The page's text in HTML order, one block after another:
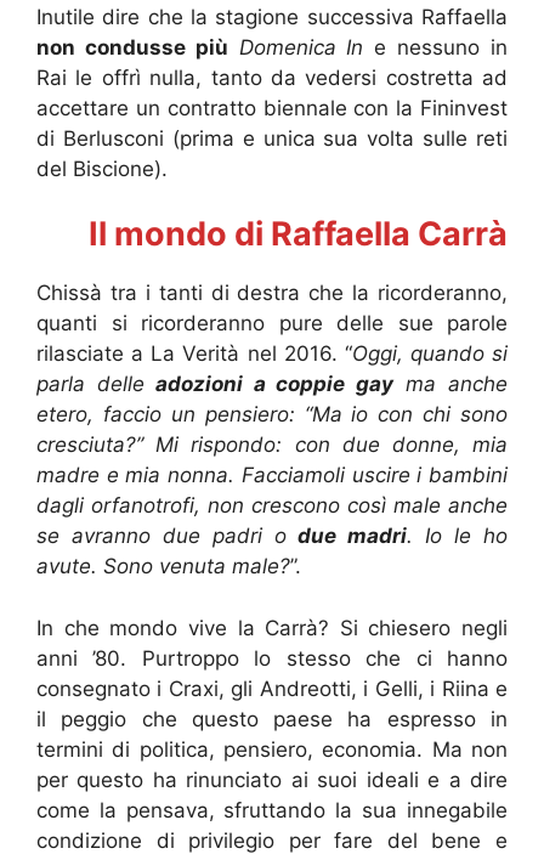
Inutile dire che la stagione successiva Raffaella
non condusse più Domenica In e nessuno in
Rai le offrì nulla, tanto da vedersi costretta ad
accettare un contratto biennale con la Fininvest
di Berlusconi (prima e unica sua volta sulle reti
del Biscione).
Il mondo di Raffaella Carrà
Chissà tra i tanti di destra che la ricorderanno,
quanti si ricorderanno pure delle sue parole
rilasciate a La Verità nel 2016. “Oggi, quando si
parla delle adozioni a coppie gayma anche
etero, faccio un pensiero: “Ma io con chi sono
cresciuta?” Mi rispondo: con due donne, mia
madre e mia nonna. Facciamoli uscire i bambini
dagli orfanotrofi, non crescono così male anche
se avranno due padri odue madri. Io le ho
avute. Sono venuta male?”.
In che mondo vive la Carrà? Si chiesero negli
anni ’80. Purtroppo lo stesso che ci hanno
consegnato i Craxi, gli Andreotti, i Gelli, i Riina e
il peggio che questo paese ha espresso in
termini di politica, pensiero, economia. Ma non
per questo ha rinunciato ai suoi ideali e a dire
come la pensava, sfruttando la sua innegabile
condizione di privilegio per fare del bene e